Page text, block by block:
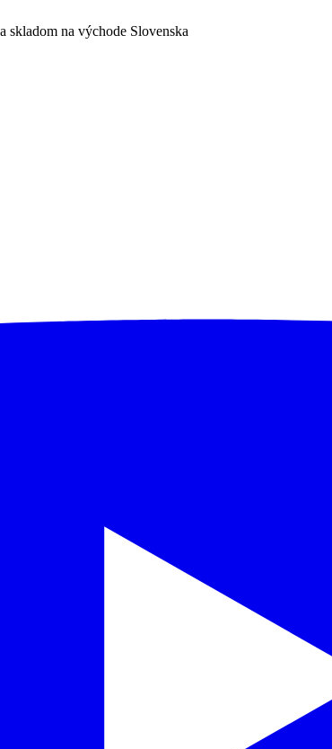
skladom na východe Slovenska